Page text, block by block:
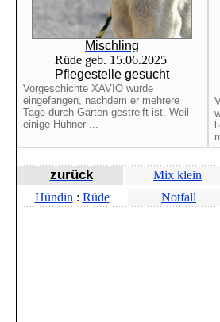
Mischling
Rüde geb. 15.06.2025
Pflegestelle gesucht
Vorgeschichte XAVIO wurde
eingefangen, nachdem er mehrere
Tage durch Gärten gestreift ist. Weil
einige Hühner ...
zurück Mix klein
Hündin : Rüde Notfall